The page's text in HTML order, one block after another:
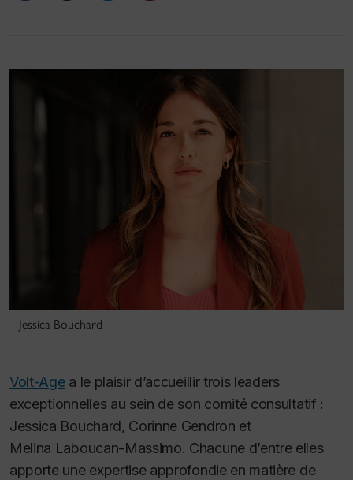
Jessica Bouchard
Volt-Agea le plaisir d’accueillir trois leaders
exceptionnelles au sein de son comité consultatif :
Jessica Bouchard, Corinne Gendron et
Melina Laboucan-Massimo. Chacune d’entre elles
apporte une expertise approfondie en matière de